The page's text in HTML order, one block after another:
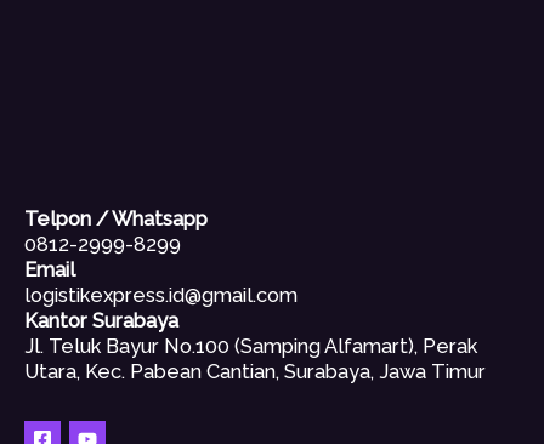
Telpon / Whatsapp
0812-2999-8299
Email
logistikexpress.id@gmail.com
Kantor Surabaya
Jl. Teluk Bayur No.100 (Samping Alfamart), Perak
Utara, Kec. Pabean Cantian, Surabaya, Jawa Timur